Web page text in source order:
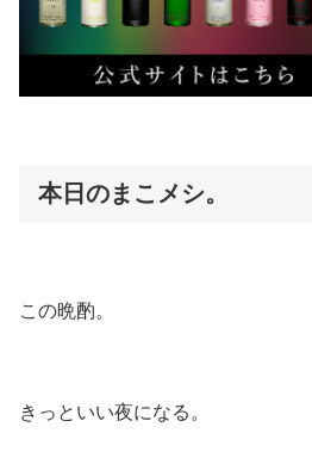
本日のまこメシ。
この晩酌。
きっといい夜になる。